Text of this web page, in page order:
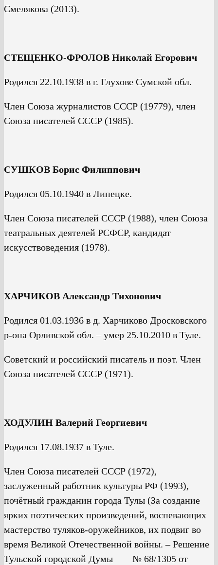
Смелякова (2013).
СТЕЩЕНКО-ФРОЛОВ Николай Егорович
Родился 22.10.1938 в г. Глухове Сумской обл.
Член Союза журналистов СССР (19779), член
Союза писателей СССР (1985).
СУШКОВ Борис Филиппович
Родился 05.10.1940 в Липецке.
Член Союза писателей СССР (1988), член Союза
театральных деятелей РСФСР, кандидат
искусствоведения (1978).
ХАРЧИКОВ Александр Тихонович
Родился 01.03.1936 в д. Харчиково Дросковского
р-она Орливской обл. – умер 25.10.2010 в Туле.
Советский и российский писатель и поэт. Член
Союза писателей СССР (1971).
ХОДУЛИН Валерий Георгиевич
Родился 17.08.1937 в Туле.
Член Союза писателей СССР (1972),
заслуженный работник культуры РФ (1993),
почётный гражданин города Тулы (За создание
ярких поэтических произведений, воспевающих
мастерство туляков-оружейников, их подвиг во
время Великой Отечественной войны. – Решение
Тульской городской Думы № 68/1305 от